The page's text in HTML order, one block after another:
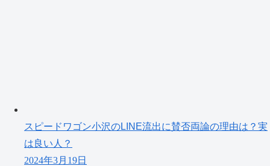
スピードワゴン小沢のLINE流出に賛否両論の理由は？実
は良い人？
2024年3月19日